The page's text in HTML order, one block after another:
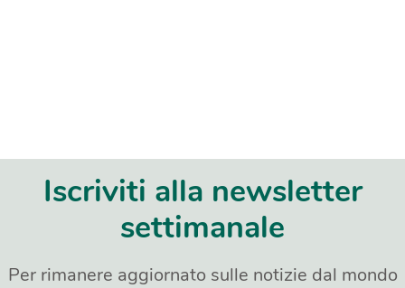
Iscriviti alla newsletter
settimanale
Per rimanere aggiornato sulle notizie dal mondo